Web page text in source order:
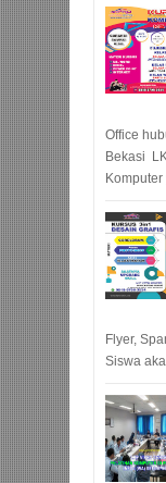
Office
Bekasi
Komputer
Flyer,
Siswa